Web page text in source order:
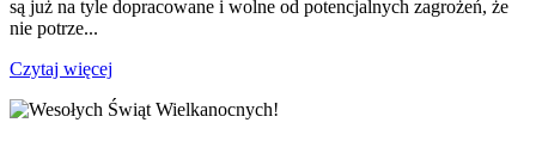
są już na tyle dopracowane i wolne od potencjalnych zagrożeń, że
nie potrze...
Czytaj więcej